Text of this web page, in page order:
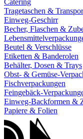
Catering
Tragetaschen &
Einweg-Geschirr
Becher, Flaschen &
Beutel & Verschlüsse
Etiketten & Banderolen
Behälter, Dosen & Trays
Obst- & Gemüse-
Fischverpackungen
Feingebäck-
Einweg-Backformen &
Papiere & Folien